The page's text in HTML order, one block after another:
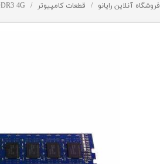
لپ تاپ
فروشگاه آنلاین رایانو قطعات کامپیوتر 4G